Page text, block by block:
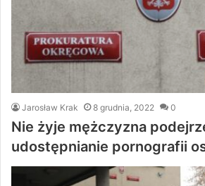
Jarosław Krak 8 grudnia, 2022 0
Nie żyje mężczyzna
udostępnianie pornografii